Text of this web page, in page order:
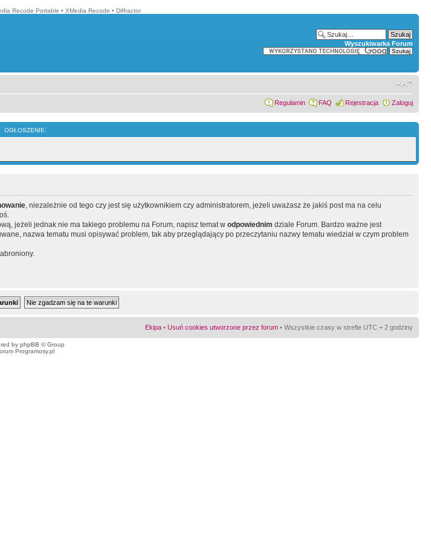
Recode Portable • XMedia Recode • Diffractor
Wyszukiwarka Forum
Regulamin FAQ Rejestracja Zaloguj
OGŁOSZENIE:
, niezależnie od tego czy jest się użytkownikiem czy administratorem, jeżeli uważasz że jakiś post ma na celu
jeżeli jednak nie ma takiego problemu na Forum, napisz temat w odpowiednim dziale Forum. Bardzo ważne jest
nazwa tematu musi opisywać problem, tak aby przeglądający po przeczytaniu nazwy tematu wiedział w czym problem
Ekipa • Usuń cookies utworzone przez forum • Wszystkie czasy w strefie UTC + 2 godziny
by phpBB © Group
Programosy.pl